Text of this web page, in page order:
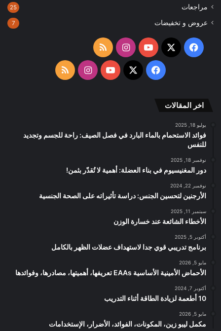
مراجعات 25
عروض و تخفيضات 7
فيسبوك
‫X
‫YouTubeانستقرامملخص
الموقع
فيسبوك
‫X
‫YouTubeانستقرامملخص
اخر المقالات
يوليو 18, 2025
فوائد الاستحمام بالماء البارد في فصل الصيف: راحة للجسم وتجديد
للنفس
نوفمبر 18, 2025
دور المغنيسيوم في بناء العضلة: أهمية لا تُقدّر بثمن!
نوفمبر 22, 2024
الأرجنين لتحسين الجنس: دراسة تأثيراته على الصحة الجنسية
سبتمبر 11, 2025
الأخطاء الشائعة عند خسارة الوزن
أكتوبر 5, 2025
برنامج تدريبي قوي جدا لاستهداف عضلات الظهر بالكامل
مايو 5, 2026
الأحماض الأمينية الأساسية EAAs تعريفها، أهميتها، مصادرها، وفوائدها
أكتوبر 7, 2024
10 أطعمة لزيادة الطاقة أثناء التدريب
مايو 5, 2026
مكمل ليبو زين، المكونات، الفوائد، الأضرار، الإستخدامات